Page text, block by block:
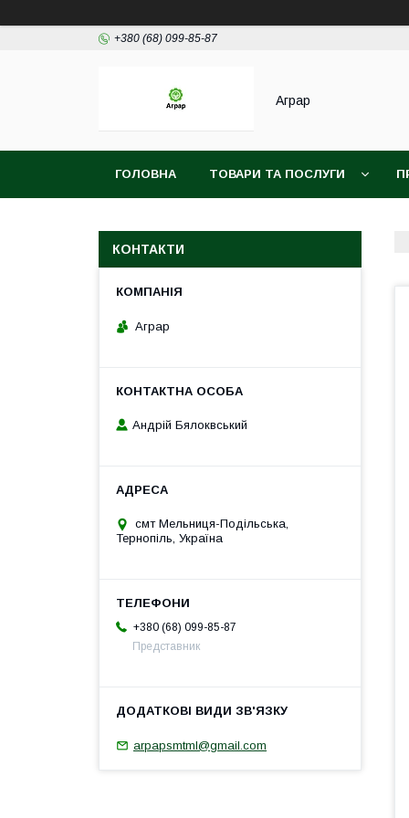
+380 (68) 099-85-87
Аграр
ГОЛОВНА ТОВАРИ ТА ПОСЛУГИ
КОНТАКТИ
Аграр
Андрій Бялоквський
смт Мельниця-Подільська,
Тернопіль, Україна
+380 (68) 099-85-87
Представник
arpapsmtml@gmail.com